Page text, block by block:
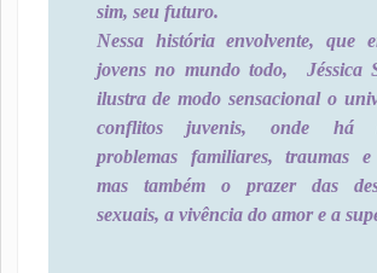
sim, seu futuro.
Nessa história envolvente, que
jovens no mundo todo,
Jéssica
ilustra de modo sensacional o
conflitos juvenis, onde há
problemas familiares, traumas e
mas também o prazer das
sexuais, a vivência do amor e a